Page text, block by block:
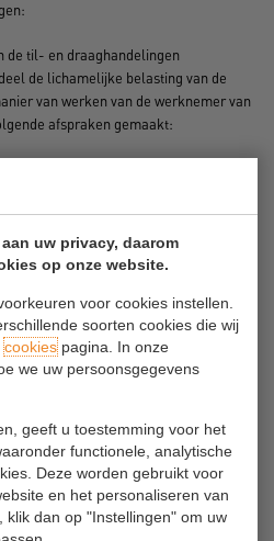
uw privacy, daarom
op onze website.
voor cookies instellen.
soorten cookies die wij
cookiespagina. In onze
we uw persoonsgegevens
geeft u toestemming voor het
functionele, analytische
Deze worden gebruikt voor
en het personaliseren van
klik dan op "Instellingen" om uw
de til- en draaghandelingen
de lichamelijke belasting van de
van werken van de werknemer van
afspraken gemaakt:
van gewichten van meer dan 23 kg
dag voorkomt. 23kg is het maximum
getild wordt, anders is het
meer dan 5 meter dragen van:
gedragen, die meer wegen dan 15 kg.
die meer wegen dan 10 kg.
12 kg dragen die lastig vast te pakken
schouderhoogte, als het gewicht
dit meer dan 2x per minuut voorkomt.
vermeden.